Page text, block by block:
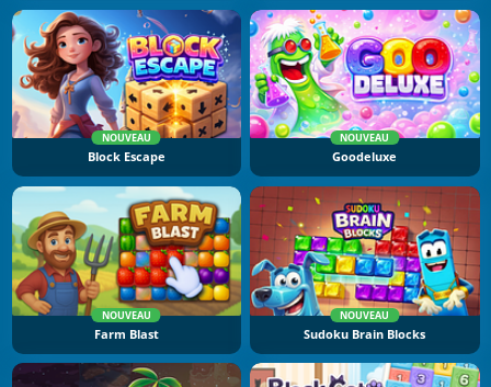
NOUVEAU
Block Escape
NOUVEAU
Goodeluxe
NOUVEAU
Farm Blast
NOUVEAU
Sudoku Brain Blocks